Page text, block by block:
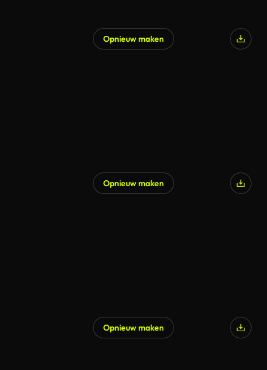
Opnieuw maken
Opnieuw maken
Opnieuw maken